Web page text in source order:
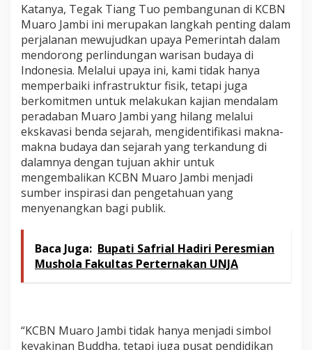
Katanya, Tegak Tiang Tuo pembangunan di KCBN
Muaro Jambi ini merupakan langkah penting dalam
perjalanan mewujudkan upaya Pemerintah dalam
mendorong perlindungan warisan budaya di
Indonesia. Melalui upaya ini, kami tidak hanya
memperbaiki infrastruktur fisik, tetapi juga
berkomitmen untuk melakukan kajian mendalam
peradaban Muaro Jambi yang hilang melalui
ekskavasi benda sejarah, mengidentifikasi makna-
makna budaya dan sejarah yang terkandung di
dalamnya dengan tujuan akhir untuk
mengembalikan KCBN Muaro Jambi menjadi
sumber inspirasi dan pengetahuan yang
menyenangkan bagi publik.
Baca Juga: Bupati Safrial Hadiri Peresmian
Mushola Fakultas Perternakan UNJA
“KCBN Muaro Jambi tidak hanya menjadi simbol
keyakinan Buddha, tetapi juga pusat pendidikan